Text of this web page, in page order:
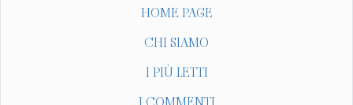
HOME PAGE
CHI SIAMO
I PIÙ LETTI